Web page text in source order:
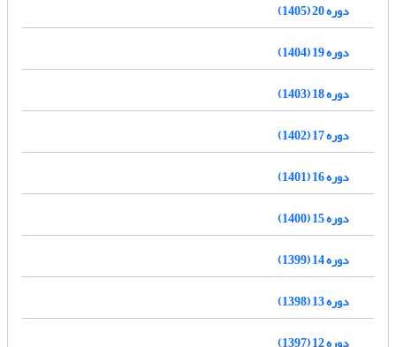
دوره 20 (1405)
دوره 19 (1404)
دوره 18 (1403)
دوره 17 (1402)
دوره 16 (1401)
دوره 15 (1400)
دوره 14 (1399)
دوره 13 (1398)